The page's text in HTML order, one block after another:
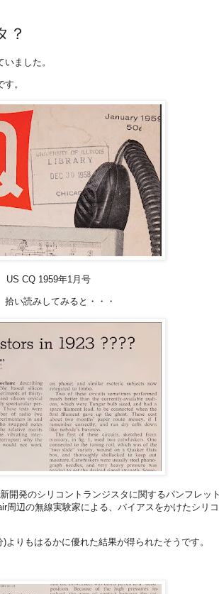
？
ました。
。
US CQ 1959年1月号
い読みしてみると・・・
発のシリコントランジスタに関するパンフレット
周辺の無線実験家による、バイアスをかけたシリ
りもはるかに優れた結果が得られたそうです。